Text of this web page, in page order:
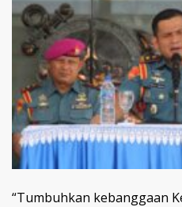
“Tumbuhkan kebanggaan